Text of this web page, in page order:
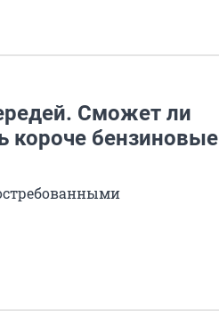
Сможет ли
короче бензиновые